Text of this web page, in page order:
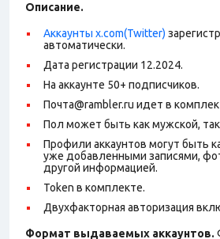
Описание.
Аккаунты x.com(Twitter)
автоматически.
Дата регистрации 12.2024.
На аккаунте 50+ подписчиков.
Почта@rambler.ru идет в
Пол может быть как мужской,
Профили аккаунтов могут быть
уже добавленными записями,
другой информацией.
Token в комплекте.
Двухфакторная авторизация
Формат выдаваемых аккаунтов.